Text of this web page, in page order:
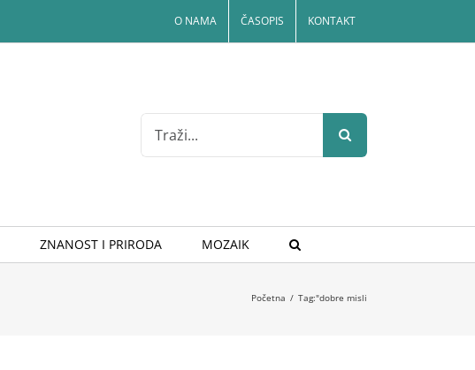
O NAMA ČASOPIS KONTAKT
Search
for:
ZNANOST I PRIRODA MOZAIK
Početna / Tag:"dobre misli